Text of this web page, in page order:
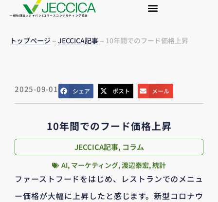
一般社団法人ジャパンEコマースコンサルティング協会
トップページ– JECCICA記事– 10年間でのフード価格上昇
2025-09-01 シェア ポスト メール
10年間でのフード価格上昇
JECCICA記事, コラム
AI, マーケティング,渡辺泰宏,統計
ファーストフードをはじめ、レストランでのメニュ
ー価格が大幅に上昇したと感じます。新型コロナウ